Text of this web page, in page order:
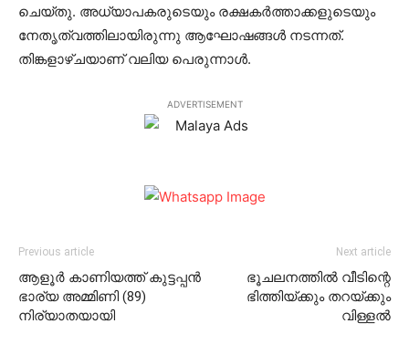
ചെയ്തു. അധ്യാപകരുടെയും രക്ഷകര്‍ത്താക്കളുടെയും
നേതൃത്വത്തിലായിരുന്നു ആഘോഷങ്ങള്‍ നടന്നത്.
തിങ്കളാഴ്ചയാണ് വലിയ പെരുന്നാള്‍.
ADVERTISEMENT
Previous article
ആളൂര്‍ കാണിയത്ത് കുട്ടപ്പന്‍
ഭാര്യ അമ്മിണി (89)
നിര്യാതയായി
Next article
ഭൂചലനത്തില്‍ വീടിന്റെ
ഭിത്തിയ്ക്കും തറയ്ക്കും
വിള്ളല്‍